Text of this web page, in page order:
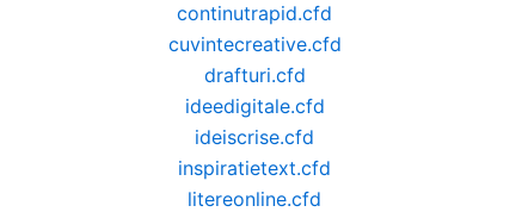
continutrapid.cfd
cuvintecreative.cfd
drafturi.cfd
ideedigitale.cfd
ideiscrise.cfd
inspiratietext.cfd
litereonline.cfd